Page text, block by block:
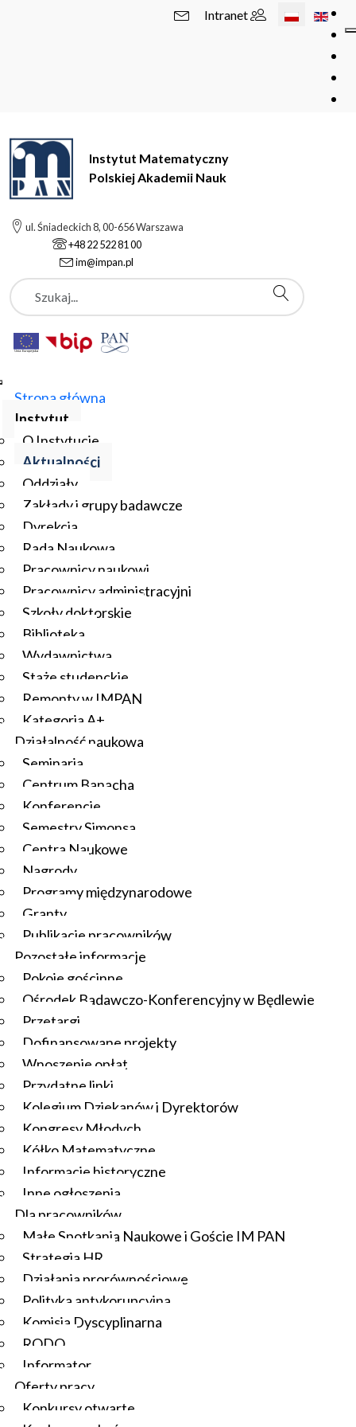
Wybierz swój
Intranet
Instytut Matematyczny
Polskiej Akademii Nauk
ul. Śniadeckich 8, 00-656 Warszawa
+48 22 522 81 00
im@impan.pl
Szukaj
Strona główna
Instytut
O Instytucie
Aktualności
Oddziały
Zakłady i grupy badawcze
Dyrekcja
Rada Naukowa
Pracownicy naukowi
Pracownicy administracyjni
Szkoły doktorskie
Biblioteka
Wydawnictwa
Staże studenckie
Remonty w IMPAN
Kategoria A+
Działalność naukowa
Seminaria
Centrum Banacha
Konferencje
Semestry Simonsa
Centra Naukowe
Nagrody
Programy międzynarodowe
Granty
Publikacje pracowników
Pozostałe informacje
Pokoje gościnne
Ośrodek Badawczo-Konferencyjny w Będlewie
Przetargi
Dofinansowane projekty
Wnoszenie opłat
Przydatne linki
Kolegium Dziekanów i Dyrektorów
Kongresy Młodych
Kółko Matematyczne
Informacje historyczne
Inne ogłoszenia
Dla pracowników
Małe Spotkania Naukowe i Goście IM PAN
Strategia HR
Działania prorównościowe
Polityka antykorupcyjna
Komisja Dyscyplinarna
RODO
Informator
Oferty pracy
Konkursy otwarte